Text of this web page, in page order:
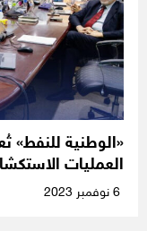
«الوطنية للنفط»
العمليات